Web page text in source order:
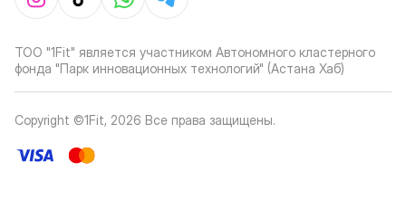
ТОО "1Fit" является участником Автономного кластерного
фонда "Парк инновационных технологий" (Астана Хаб)
Copyright ©1Fit, 2026 Все права защищены.